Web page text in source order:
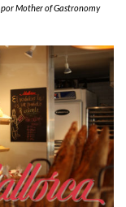
porMother of Gastronomy